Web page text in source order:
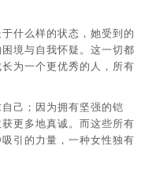
什么样的状态，她受到的
境与自我怀疑。这一切都
为一个更优秀的人，所有
己；因为拥有坚强的铠
更多地真诚。而这些所有
引的力量，一种女性独有